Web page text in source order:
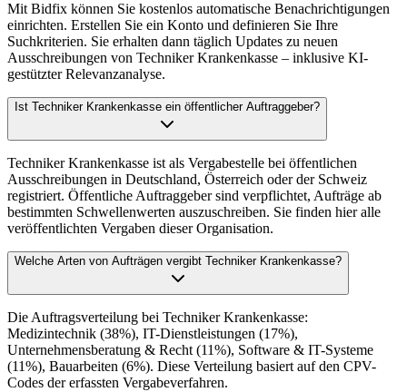
Mit Bidfix können Sie kostenlos automatische Benachrichtigungen
einrichten. Erstellen Sie ein Konto und definieren Sie Ihre
Suchkriterien. Sie erhalten dann täglich Updates zu neuen
Ausschreibungen von Techniker Krankenkasse – inklusive KI-
gestützter Relevanzanalyse.
Ist Techniker Krankenkasse ein öffentlicher Auftraggeber?
Techniker Krankenkasse ist als Vergabestelle bei öffentlichen
Ausschreibungen in Deutschland, Österreich oder der Schweiz
registriert. Öffentliche Auftraggeber sind verpflichtet, Aufträge ab
bestimmten Schwellenwerten auszuschreiben. Sie finden hier alle
veröffentlichten Vergaben dieser Organisation.
Welche Arten von Aufträgen vergibt Techniker Krankenkasse?
Die Auftragsverteilung bei Techniker Krankenkasse:
Medizintechnik (38%), IT-Dienstleistungen (17%),
Unternehmensberatung & Recht (11%), Software & IT-Systeme
(11%), Bauarbeiten (6%). Diese Verteilung basiert auf den CPV-
Codes der erfassten Vergabeverfahren.